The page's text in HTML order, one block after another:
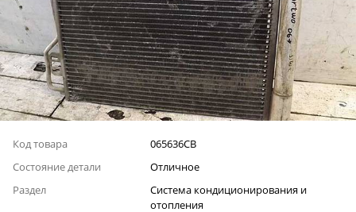
Код товара
065636СВ
Состояние детали
Отличное
Раздел
Система кондиционирования и
отопления